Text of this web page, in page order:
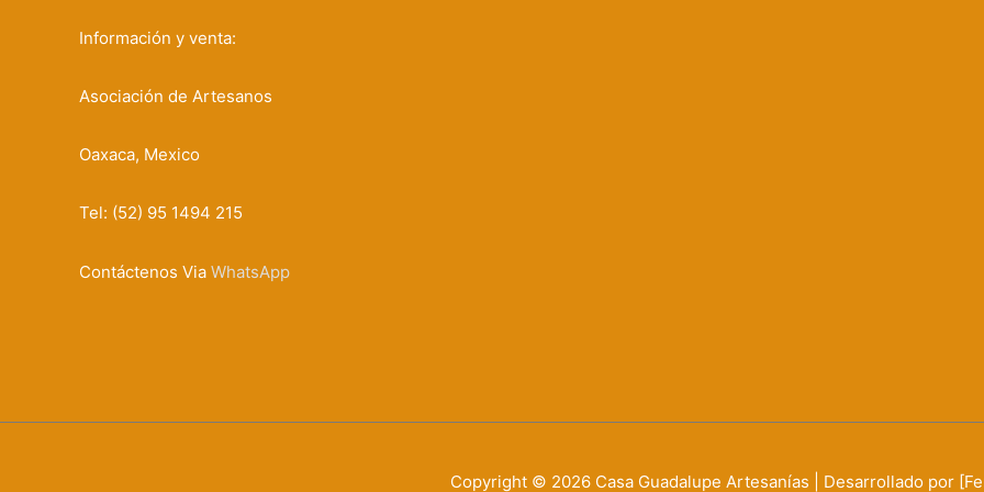
Información y venta:
Asociación de Artesanos
Oaxaca, Mexico
Tel: (52) 95 1494 215
Contáctenos Via WhatsApp
Copyright © 2026 Casa Guadalupe Artesanías | Desarrollado por